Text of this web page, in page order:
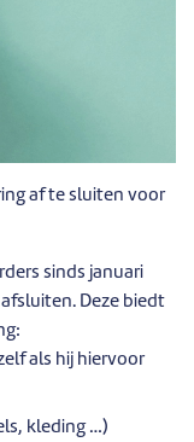
af te sluiten voor
sinds januari
Deze biedt
als hij hiervoor
kleding …)